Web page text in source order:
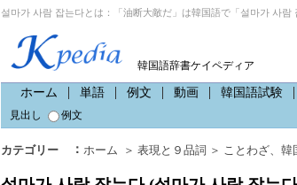
설마가 사람 잡는다とは：「油断大敵だ」は韓国語で「설마가 사람
韓国語辞書ケイペディア
ホーム 単語 例文 動画 韓国語試験
見出し
例文
カテゴリー ： ホーム ＞ 表現と９品詞 ＞ ことわざ、 韓